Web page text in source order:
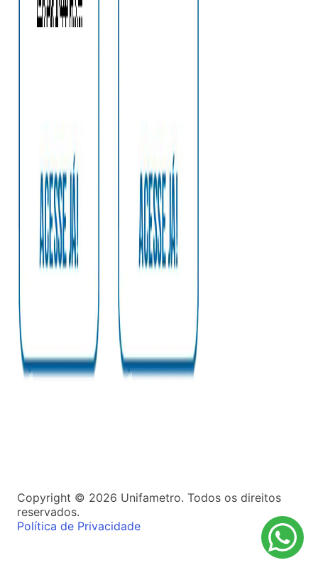
Copyright © 2026 Unifametro. Todos os direitos
reservados.
Política de Privacidade